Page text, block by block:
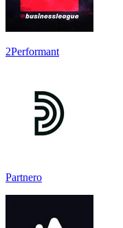
2Performant
Partnero